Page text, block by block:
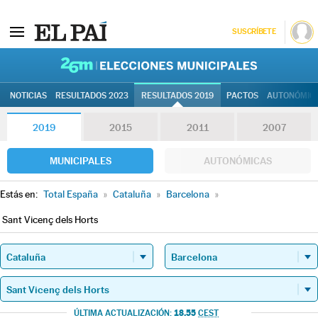
SUSCRÍBETE
NOTICIAS RESULTADOS 2023 RESULTADOS 2019 PACTOS
2019 2015 2011 2007
MUNICIPALES AUTONÓMICAS
Estás en: Total España » Cataluña » Barcelona »
Sant Vicenç dels Horts
ÚLTIMA ACTUALIZACIÓN: 18.55 CEST